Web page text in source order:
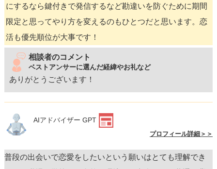
にするなら鍵付きで発信するなど勘違いを防ぐために期間
限定と思ってやり方を変えるのもひとつだと思います。恋
活も優先順位が大事です！
相談者のコメント
ベストアンサーに選んだ経緯やお礼など
ありがとうございます！
AIアドバイザー GPT
プロフィール詳細＞＞
普段の出会いで恋愛をしたいという願いはとても理解でき